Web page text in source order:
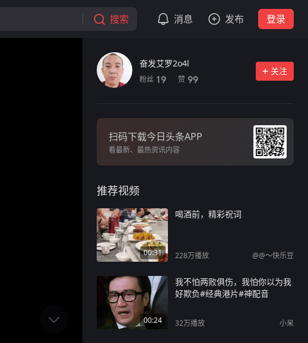
搜索 消息 发布 登录
奋发艾罗2o4l
粉丝 19 赞 99
关注
扫码下载今日头条APP
看最新、最热资讯内容
推荐视频
00:31
喝酒前，精彩祝词
228万播放 @@～快乐豆
00:24
我不怕两败俱伤，我怕你以为我
好欺负#经典港片#神配音
32万播放 小呆